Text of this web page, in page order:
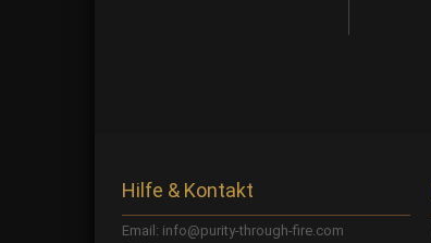
Hilfe & Kontakt
Email: info@purity-through-fire.com